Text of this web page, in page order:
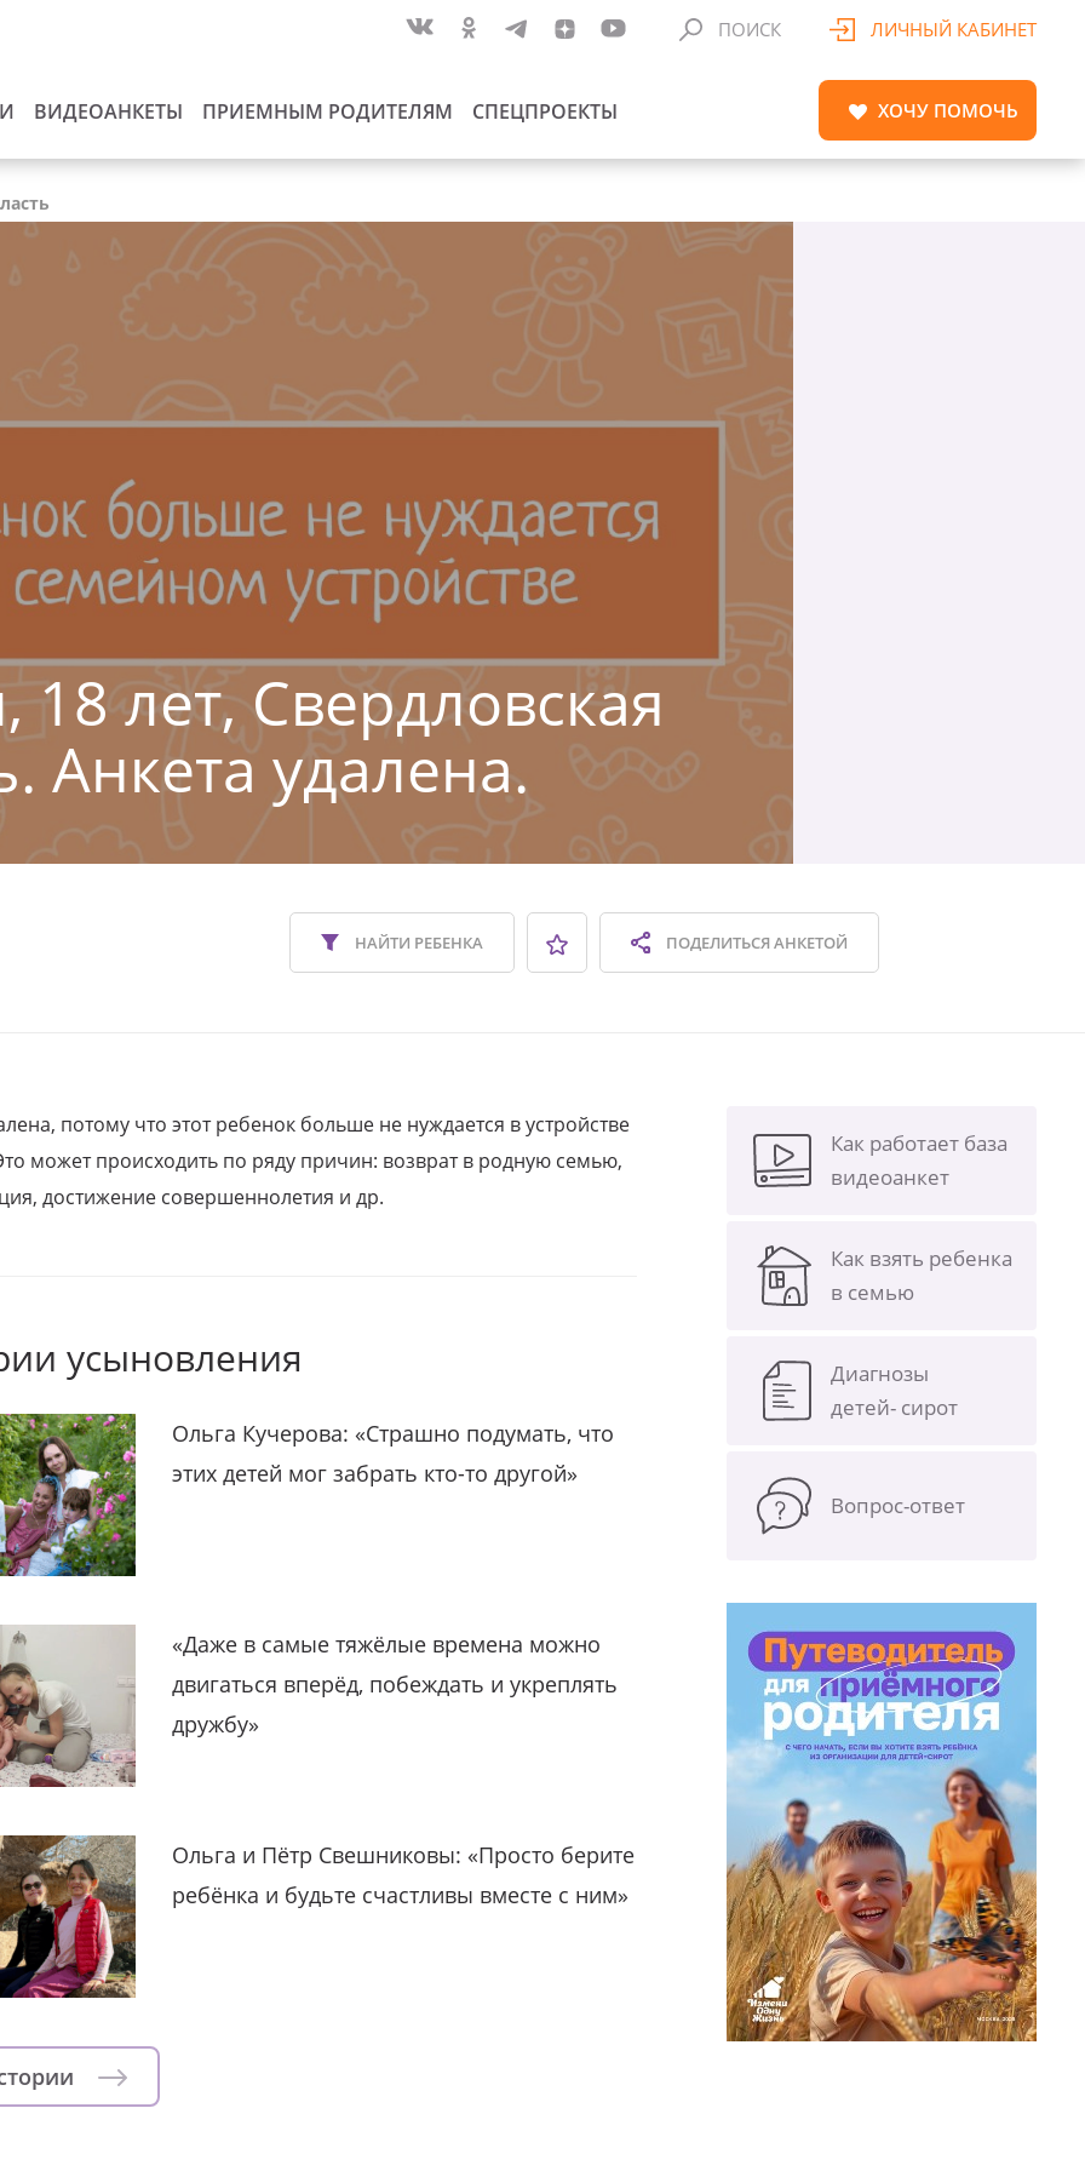
ВИДЕОАНКЕТЫ ПРИЕМНЫМ РОДИТЕЛЯМ СПЕЦПРОЕКТЫ
ПОИСК ЛИЧНЫЙ КАБИНЕТ
ХОЧУ ПОМОЧЬ
18 лет, Свердловская
Анкета удалена.
ПОДЕЛИТЬСЯАНКЕТОЙ
НАЙТИ РЕБЕНКА
потому что этот ребенок больше не нуждается в устройстве
может происходить по ряду причин: возврат в родную семью,
достижение совершеннолетия и др.
усыновления
Ольга Кучерова: «Страшно подумать, что
этих детей мог забрать кто-то другой»
«Даже в самые тяжёлые времена можно
двигаться вперёд, побеждать и укреплять
дружбу»
Ольга и Пётр Свешниковы: «Просто берите
ребёнка и будьте счастливы вместе с ним»
Как работает база
видеоанкет
Как взять ребенка
в семью
Диагнозы
детей- сирот
Вопрос-ответ